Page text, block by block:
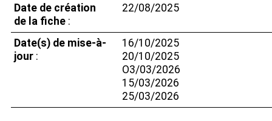
Date de création
de la fiche:
22/08/2025
Date(s) de mise-à-
jour:
16/10/2025
20/10/2025
O3/03/2026
15/03/2026
25/03/2026